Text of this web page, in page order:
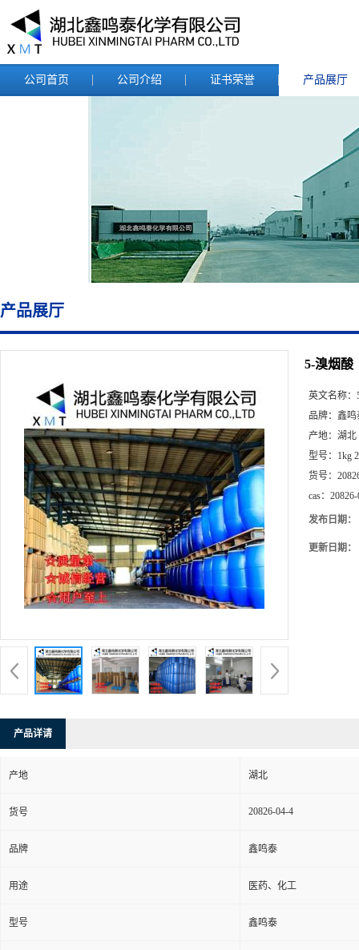
公司首页 公司介绍 证书荣誉 产品展厅
产品展厅
5-溴烟酸
英文名称：
品牌： 鑫鸣
产地： 湖北
型号： 1kg
货号：
cas：
发布日期：
更新日期：
产品详请
产地 湖北
货号 20826-04-4
品牌 鑫鸣泰
用途 医药、化工
型号 鑫鸣泰